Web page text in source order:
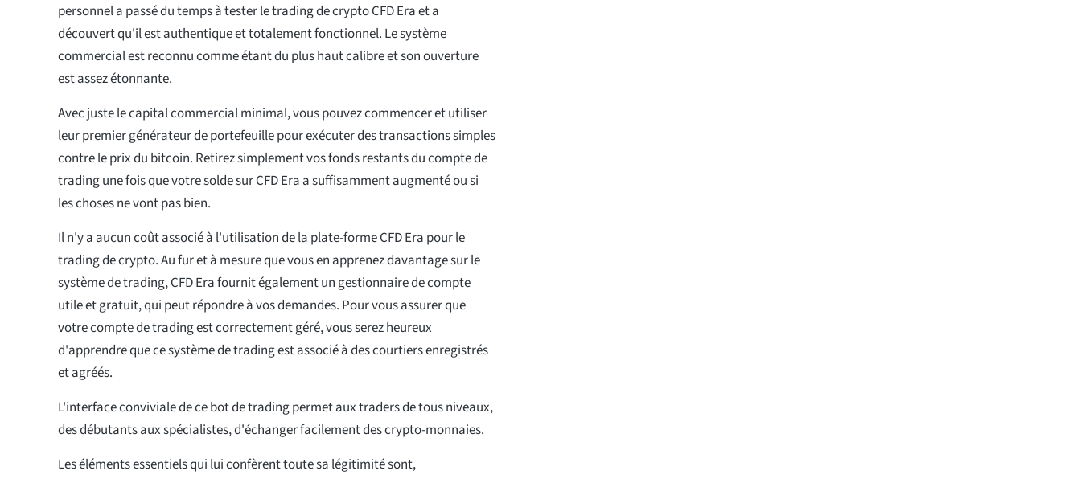
personnel a passé du temps à tester le trading de crypto CFD Era et a
découvert qu'il est authentique et totalement fonctionnel. Le système
commercial est reconnu comme étant du plus haut calibre et son ouverture
est assez étonnante.
Avec juste le capital commercial minimal, vous pouvez commencer et utiliser
leur premier générateur de portefeuille pour exécuter des transactions simples
contre le prix du bitcoin. Retirez simplement vos fonds restants du compte de
trading une fois que votre solde sur CFD Era a suffisamment augmenté ou si
les choses ne vont pas bien.
Il n'y a aucun coût associé à l'utilisation de la plate-forme CFD Era pour le
trading de crypto. Au fur et à mesure que vous en apprenez davantage sur le
système de trading, CFD Era fournit également un gestionnaire de compte
utile et gratuit, qui peut répondre à vos demandes. Pour vous assurer que
votre compte de trading est correctement géré, vous serez heureux
d'apprendre que ce système de trading est associé à des courtiers enregistrés
et agréés.
L'interface conviviale de ce bot de trading permet aux traders de tous niveaux,
des débutants aux spécialistes, d'échanger facilement des crypto-monnaies.
Les éléments essentiels qui lui confèrent toute sa légitimité sont,